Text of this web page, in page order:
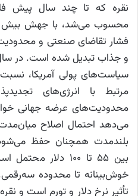
نقره که تا چند سال پیش
فشار تقاضای صنعتی و
سیاست‌های پولی آمریکا،
مرتبط با انرژی‌های
محدودیت‌های عرضه جهانی
می‌دهد احتمال اصلاح
بلندمدت همچنان حفظ
بین ۵۵ تا ۱۰۰
خوش‌بینانه تا محدوده
تأثیر نرخ دلار و تورم است و